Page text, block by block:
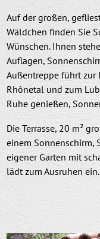
Auf der großen,
Wäldchen finden Sie
Wünschen. Ihnen
Auflagen,
Außentreppe führt zur
Rhônetal und zum
Ruhe genießen,
Die Terrasse, 20 m²
einem Sonnenschirm,
eigener Garten mit
lädt zum Ausruhen ein.